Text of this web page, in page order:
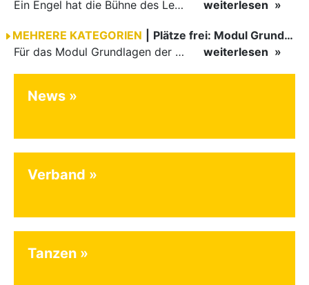
Ein Engel hat die Bühne des Lebens verlassen. Viel zu früh, plötzlich und für uns alle unfassbar, wurde unsere geliebte Kristina (Krissi) Flaig im Alter von 36 Jahren aus dem Leben gerissen. Das Tanzen… weiterlesen
MEHRERE KATEGORIEN
Plätze frei: Modul Grundlagen
Für das Modul Grundlagen der Breitensportausbildung vom 10. bis 13. September an der Landessportschule Albstadt sind noch Plätze frei. Das Modul kann auch für den Lizenzerhalt (30 LE fachlich) genutzt…
weiterlesen
News
Verband
Tanzen